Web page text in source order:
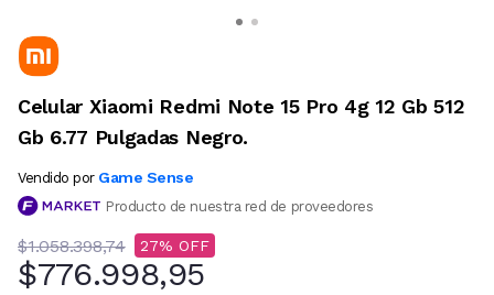
Celular Xiaomi Redmi Note 15 Pro 4g 12 Gb 512
Gb 6.77 Pulgadas Negro.
Vendido por Game Sense
Producto de nuestra red de proveedores
$1.058.398,74 27
$776.998,95